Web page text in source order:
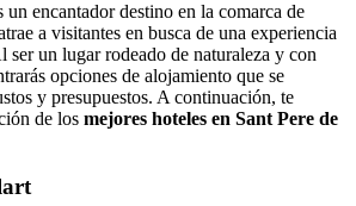
un encantador destino en la comarca de
a visitantes en busca de una experiencia
ser un lugar rodeado de naturaleza y con
opciones de alojamiento que se
y presupuestos. A continuación, te
de los mejores hoteles en Sant Pere de